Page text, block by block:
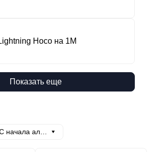
Hoco на 1М
Показать еще
начала алфавита